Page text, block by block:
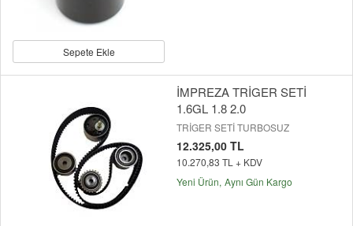
Sepete Ekle
İMPREZA TRİGER SETİ
1.6GL 1.8 2.0
TRİGER SETİ TURBOSUZ
12.325,00 TL
10.270,83 TL + KDV
Yeni Ürün Aynı Gün Kargo